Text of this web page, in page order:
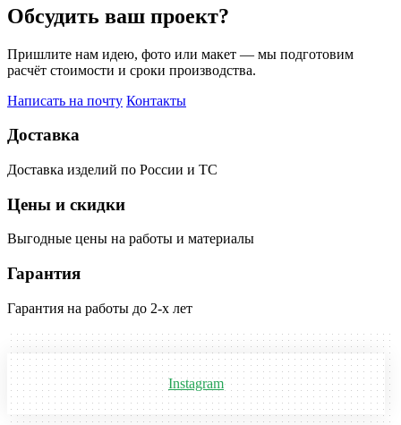
Обсудить ваш проект?
Пришлите нам идею, фото или макет — мы подготовим
расчёт стоимости и сроки производства.
Написать на почту Контакты
Доставка
Доставка изделий по России и ТС
Цены и скидки
Выгодные цены на работы и материалы
Гарантия
Гарантия на работы до 2-х лет
Instagram